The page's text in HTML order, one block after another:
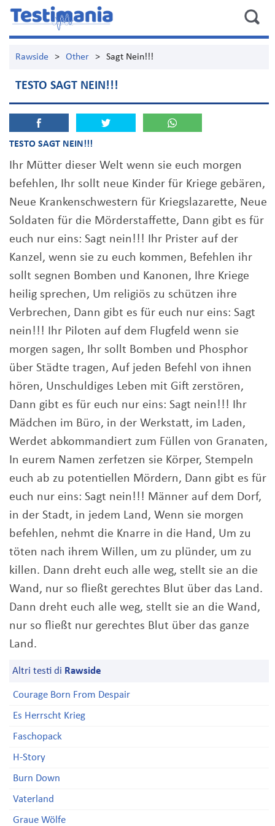
Rawside > Other > Sagt Nein!!!
TESTO SAGT NEIN!!!
TESTO SAGT NEIN!!!
Ihr Mütter dieser Welt wenn sie euch morgen
befehlen, Ihr sollt neue Kinder für Kriege gebären,
Neue Krankenschwestern für Kriegslazarette, Neue
Soldaten für die Mörderstaffette, Dann gibt es für
euch nur eins: Sagt nein!!! Ihr Prister auf der
Kanzel, wenn sie zu euch kommen, Befehlen ihr
sollt segnen Bomben und Kanonen, Ihre Kriege
heilig sprechen, Um religiös zu schützen ihre
Verbrechen, Dann gibt es für euch nur eins: Sagt
nein!!! Ihr Piloten auf dem Flugfeld wenn sie
morgen sagen, Ihr sollt Bomben und Phosphor
über Städte tragen, Auf jeden Befehl von ihnen
hören, Unschuldiges Leben mit Gift zerstören,
Dann gibt es für euch nur eins: Sagt nein!!! Ihr
Mädchen im Büro, in der Werkstatt, im Laden,
Werdet abkommandiert zum Füllen von Granaten,
In eurem Namen zerfetzen sie Körper, Stempeln
euch ab zu potentiellen Mördern, Dann gibt es für
euch nur eins: Sagt nein!!! Männer auf dem Dorf,
in der Stadt, in jedem Land, Wenn sie morgen
befehlen, nehmt die Knarre in die Hand, Um zu
töten nach ihrem Willen, um zu plünder, um zu
killen. Dann dreht euch alle weg, stellt sie an die
Wand, nur so fließt gerechtes Blut über das Land.
Dann dreht euch alle weg, stellt sie an die Wand,
nur so fließt nur gerechtes Blut über das ganze
Land.
Altri testi di Rawside
Courage Born From Despair
Es Herrscht Krieg
Faschopack
H-Story
Burn Down
Vaterland
Graue Wölfe